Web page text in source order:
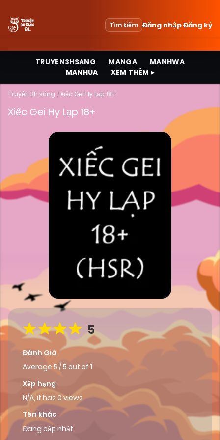
Tìm kiếm Đăng nhậpĐăng ký
TRUYEN3HSANG MANGA
MANHWA
MANHUA
XEM THÊM ▸
Truyện 3h sáng Xiếc Gei Hy Lạp 18+
Xiếc Gei Hy Lạp 18+
5
Đánh Giá
Average 5 /5 out of 1
Xếp hạng
N/A, it has 0 views
Tên khác
Đang cập nhật